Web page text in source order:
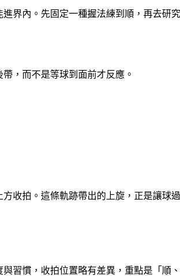
界內。 先固定一種握法練到順，再去研
，而不是等球到面前才反應。
收拍。這條軌跡帶出的上旋，正是讓球
習慣，收拍位置略有差異，重點是「順